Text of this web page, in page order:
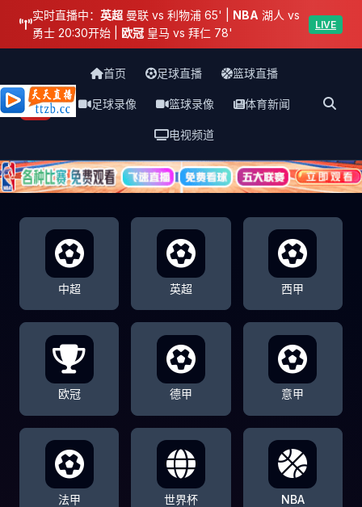
实时直播中： 英超 曼联 vs 利物浦 65' | NBA 湖人 vs
勇士 20:30开始 | 欧冠 皇马 vs 拜仁 78'
LIVE
天天直播网
首页 足球直播 篮球直播
足球录像 篮球录像 体育新闻
电视频道
中超 英超 西甲
欧冠 德甲 意甲
法甲 世界杯 NBA